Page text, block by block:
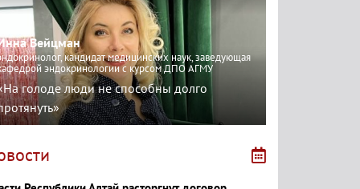
Вейцман
кандидат медицинских наук, заведующая
эндокринологии с курсом ДПО АГМУ
голоде люди не способны долго